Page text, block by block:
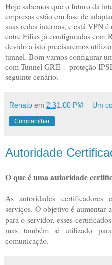
Hoje sabemos que o futuro da
empresas estão em fase de
suas redes internas, e está VPN
entre Filias já configuradas com
devido a isto precisaremos
tunnel. Bom vamos configurar
com Tunnel GRE + proteção
seguinte cenário.
Renato em 2:31:00 PM Um
Compartilhar
Autoridade
O que é uma autoridade
As autoridades certificadores
serviços. O objetivo é aumentar
para o servidor, esses
mas também é utilizado
comunicação.